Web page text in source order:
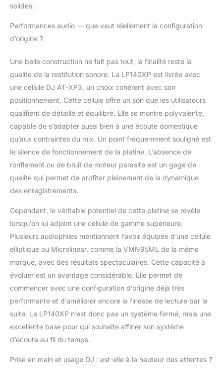
solides.
Performances audio — que vaut réellement la configuration
d’origine ?
Une belle construction ne fait pas tout, la finalité reste la
qualité de la restitution sonore. La LP140XP est livrée avec
une cellule DJ AT-XP3, un choix cohérent avec son
positionnement. Cette cellule offre un son que les utilisateurs
qualifient de détaillé et équilibré. Elle se montre polyvalente,
capable de s’adapter aussi bien à une écoute domestique
qu’aux contraintes du mix. Un point fréquemment souligné est
le silence de fonctionnement de la platine. L’absence de
ronflement ou de bruit de moteur parasite est un gage de
qualité qui permet de profiter pleinement de la dynamique
des enregistrements.
Cependant, le véritable potentiel de cette platine se révèle
lorsqu’on lui adjoint une cellule de gamme supérieure.
Plusieurs audiophiles mentionnent l’avoir équipée d’une cellule
elliptique ou Microlinear, comme la VMN95ML de la même
marque, avec des résultats spectaculaires. Cette capacité à
évoluer est un avantage considérable. Elle permet de
commencer avec une configuration d’origine déjà très
performante et d’améliorer encore la finesse de lecture par la
suite. La LP140XP n’est donc pas un système fermé, mais une
excellente base pour qui souhaite affiner son système
d’écoute au fil du temps.
Prise en main et usage DJ : est-elle à la hauteur des attentes ?